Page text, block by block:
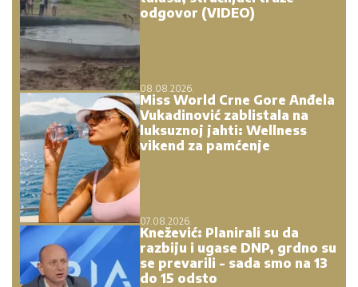
odgovor (VIDEO)
08.08.2026.
Miss World Crne Gore Anđela
Vukadinović zablistala na
luksuznoj jahti: Wellness
vikend za pamćenje
07.08.2026.
Knežević: Planirali su da
razbiju i ugase DNP, grdno su
se prevarili - sada smo na 13
do 15 odsto